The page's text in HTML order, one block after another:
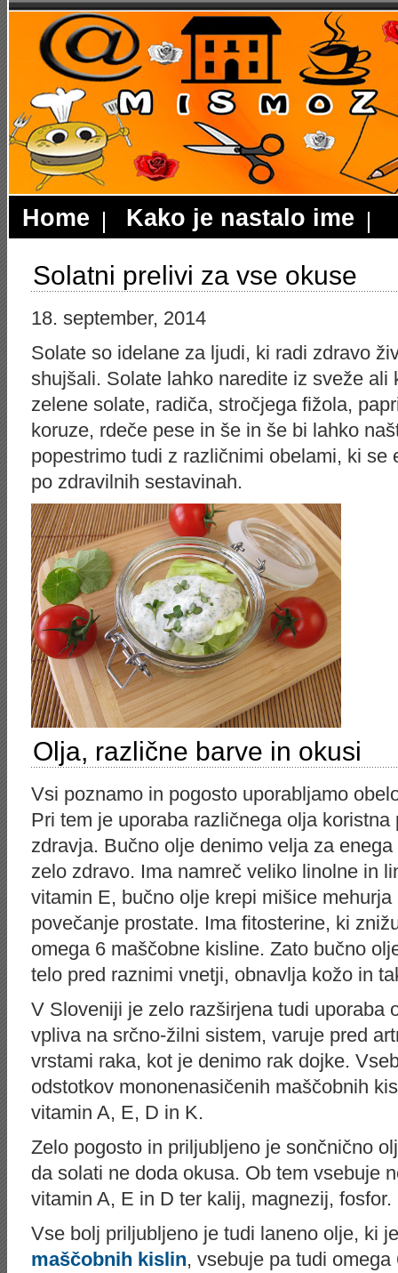
Home Kako je nastalo ime
Solatni prelivi za vse okuse
18. september, 2014
Solate so idelane za ljudi, ki radi zdravo
shujšali. Solate lahko naredite iz sveže ali
zelene solate, radiča, stročjega fižola,
koruze, rdeče pese in še in še bi lahko
popestrimo tudi z različnimi obelami, ki se
po zdravilnih sestavinah.
Olja, različne barve in okusi
Vsi poznamo in pogosto uporabljamo
Pri tem je uporaba različnega olja
zdravja. Bučno olje denimo velja za
zelo zdravo. Ima namreč veliko linolne in
vitamin E, bučno olje krepi mišice
povečanje prostate. Ima fitosterine, ki
omega 6 maščobne kisline. Zato bučno
telo pred raznimi vnetji, obnavlja kožo in
V Sloveniji je zelo razširjena tudi uporaba
vpliva na srčno-žilni sistem, varuje pred
vrstami raka, kot je denimo rak dojke.
odstotkov mononenasičenih maščobnih
vitamin A, E, D in K.
Zelo pogosto in priljubljeno je sončnično
da solati ne doda okusa. Ob tem vsebuje
vitamin A, E in D ter kalij, magnezij, fosfor.
Vse bolj priljubljeno je tudi laneno olje, ki
maščobnih kislin, vsebuje pa tudi